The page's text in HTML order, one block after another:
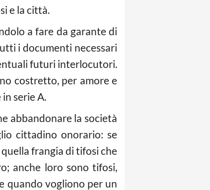
e la città.
a fare da garante di
i documenti necessari
futuri interlocutori.
costretto, per amore e
serie A.
abbandonare la società
cittadino onorario: se
frangia di tifosi che
anche loro sono tifosi,
quando vogliono per un